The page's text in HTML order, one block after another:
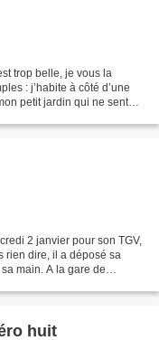
trop belle, je vous la
: j’habite à côté d’une
petit jardin qui ne sent
2 janvier pour son TGV,
rien dire, il a déposé sa
main. A la gare de
huit